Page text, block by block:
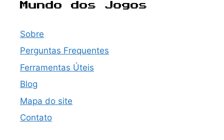
Mundo dos Jogos
Sobre
Perguntas Frequentes
Ferramentas Úteis
Blog
Mapa do site
Contato